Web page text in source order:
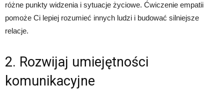
różne punkty widzenia i sytuacje życiowe. Ćwiczenie empatii
pomoże Ci lepiej rozumieć innych ludzi i budować silniejsze
relacje.
2. Rozwijaj umiejętności
komunikacyjne